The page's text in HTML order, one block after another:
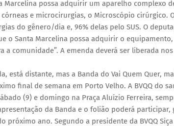
Marcelina possa adquirir um aparelho complexo
e microcirurgias, o Microscópio cirúrgico.
do gênero/dia e, 96% delas pelo SUS. O
o Santa Marcelina possa adquirir o
a comunidade”. A emenda deverá ser liberada
está distante, mas a Banda do Vai Quem Quer,
final de semana em Porto Velho. A BVQQ do
(9) e domingo na Praça Aluízio Ferreira,
da Banda e o folião poderá
próximo ano. Segundo a presidente da BVQQ